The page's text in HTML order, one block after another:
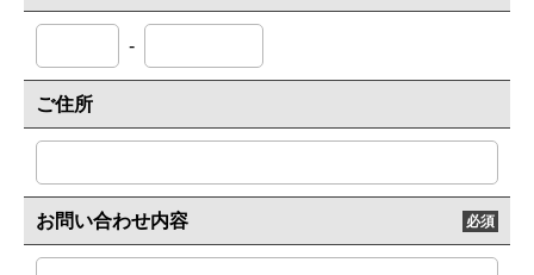
-
ご住所
お問い合わせ内容 必須